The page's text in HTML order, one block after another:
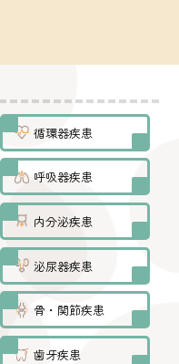
循環器疾患
呼吸器疾患
内分泌疾患
泌尿器疾患
骨・関節疾患
歯牙疾患